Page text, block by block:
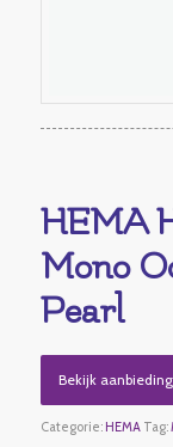
HEMA
Mono
Pearl
Bekijk aanbieding
Categorie: HEMA Tag: